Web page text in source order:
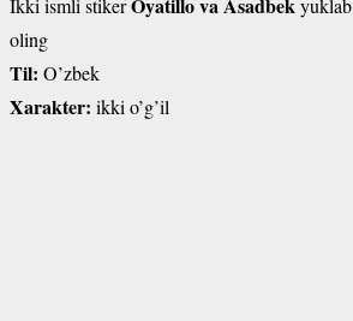
Ikki ismli stiker
yuklab
oling
Til: O’zbek
Xarakter: ikki o’g’il